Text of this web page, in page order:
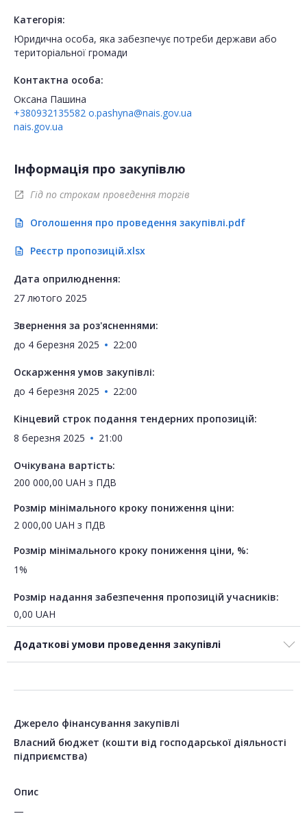
Категорія:
Юридична особа, яка забезпечує потреби держави або
територіальної громади
Контактна особа:
Оксана Пашина
+380932135582 o.pashyna@nais.gov.ua
nais.gov.ua
Інформація про закупівлю
open_in_new Гід по строкам проведення торгів
description Оголошення про проведення закупівлі.pdf
description Реєстр пропозицій.xlsx
Дата оприлюднення:
27 лютого 2025
Звернення за роз'ясненнями:
до 4 березня 2025 22:00
Оскарження умов закупівлі:
до 4 березня 2025 22:00
Кінцевий строк подання тендерних пропозицій:
8 березня 2025
21:00
Очікувана вартість:
200 000,00 UAH з ПДВ
Розмір мінімального кроку пониження ціни:
2 000,00 UAH з ПДВ
Розмір мінімального кроку пониження ціни, %:
1%
Розмір надання забезпечення пропозицій учасників:
0,00 UAH
Додаткові умови проведення закупівлі
Джерело фінансування закупівлі
Власний бюджет (кошти від господарської діяльності
підприємства)
Опис
—